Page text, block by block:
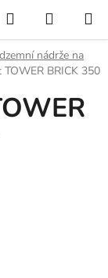
Hledat
KOŠÍK
nádrže na
BRICK 350